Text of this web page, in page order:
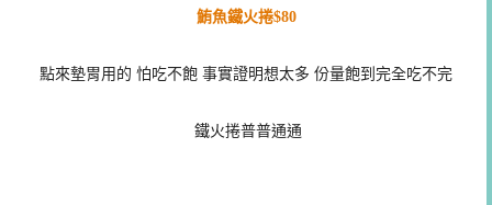
鮪魚鐵火捲$80
點來墊胃用的 怕吃不飽 事實證明想太多 份量飽到完全吃不完
鐵火捲普普通通